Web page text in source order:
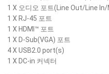
1 X 오디오 포트(Line Out/Line In/
1 X RJ-45 포트
1 X HDMI™ 포트
1 X D-Sub(VGA) 포트
4 X USB2.0 port(s)
1 X DC-in 커넥터